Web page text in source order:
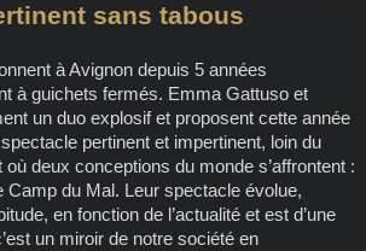
sans tabous
à Avignon depuis 5 années
à guichets fermés. Emma Gattuso et
un duo explosif et proposent cette année
pertinent et impertinent, loin du
deux conceptions du monde s’affrontent :
Camp du Mal. Leur spectacle évolue,
en fonction de l’actualité et est d’une
un miroir de notre société en